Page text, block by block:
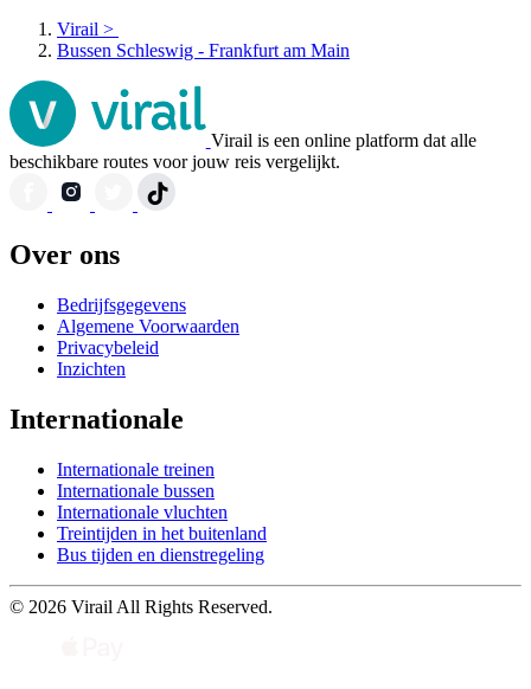
Virail >
Bussen Schleswig - Frankfurt am Main
Virail is een online platform dat alle
beschikbare routes voor jouw reis vergelijkt.
Over ons
Bedrijfsgegevens
Algemene Voorwaarden
Privacybeleid
Inzichten
Internationale
Internationale treinen
Internationale bussen
Internationale vluchten
Treintijden in het buitenland
Bus tijden en dienstregeling
© 2026 Virail All Rights Reserved.